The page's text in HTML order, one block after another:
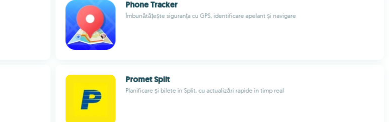
Phone Tracker
Îmbunătățește siguranța cu GPS, identificare apelant și navigare
Promet Split
Planificare și bilete în Split, cu actualizări rapide în timp real